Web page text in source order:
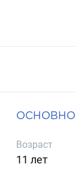
Возраст
11 лет